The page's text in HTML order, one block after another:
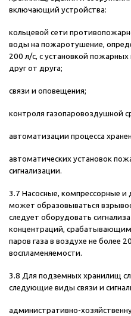
включающий устройства:
кольцевой сети
воды на пожаротушение,
200 л/с, с установкой
друг от друга;
связи и оповещения;
контроля газопаровоздушной
автоматизации процесса
автоматических установок
сигнализации.
3.7 Насосные, компрессорные
может образовываться
следует оборудовать
концентраций,
паров газа в воздухе не более
воспламеняемости.
3.8 Для подземных хранилищ
следующие виды связи и
административно-